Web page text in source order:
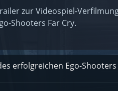
zur Videospiel-
Shooters Far Cry.
erfolgreichen Ego-Shooters